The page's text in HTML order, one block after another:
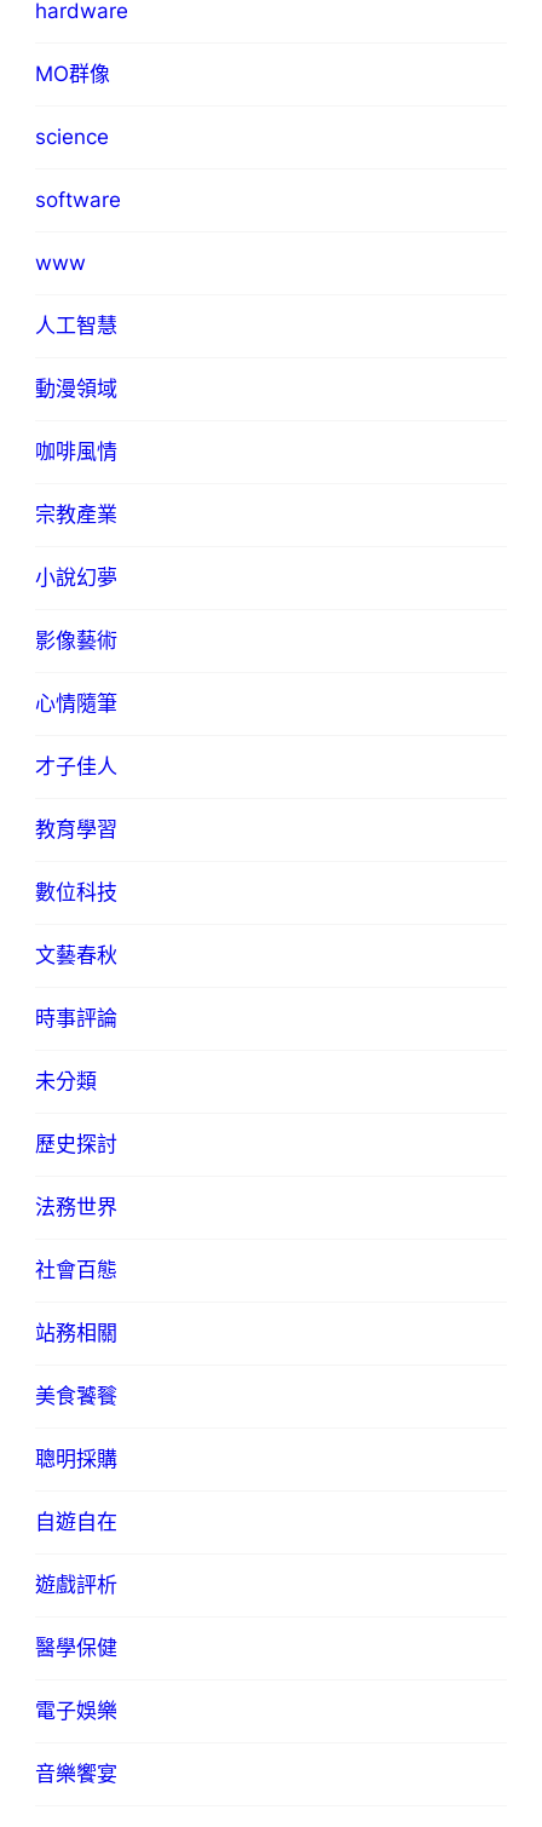
hardware
MO群像
science
software
www
人工智慧
動漫領域
咖啡風情
宗教產業
小說幻夢
影像藝術
心情隨筆
才子佳人
教育學習
數位科技
文藝春秋
時事評論
未分類
歷史探討
法務世界
社會百態
站務相關
美食饕餮
聰明採購
自遊自在
遊戲評析
醫學保健
電子娛樂
音樂饗宴